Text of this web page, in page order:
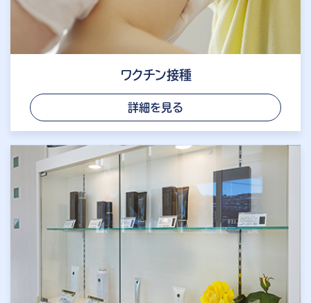
ワクチン接種
詳細を見る